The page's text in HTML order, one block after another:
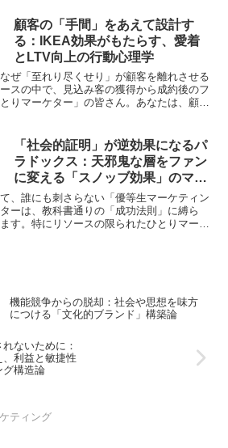
顧客の「手間」をあえて設計す
る：IKEA効果がもたらす、愛着
とLTV向上の行動心理学
ぜ「至れり尽くせり」が顧客を離れさせる
スの中で、見込み客の獲得から成約後のフ
りマーケター」の皆さん。あなたは、顧客
「社会的証明」が逆効果になるパ
ラドックス：天邪鬼な層をファン
に変える「スノッブ効果」のマー
ケティング構造
、誰にも刺さらない「優等生マーケティン
ーは、教科書通りの「成功法則」に縛ら
す。特にリソースの限られたひとりマーケ
機能競争からの脱却：社会や思想を味方
につける「文化的ブランド」構築論
ないために：
利益と敏捷性
グ構造論
ティング